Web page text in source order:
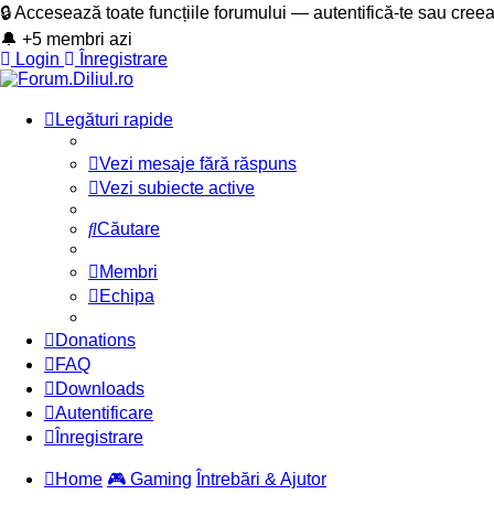
🔒 Accesează toate funcțiile forumului — autentifică-te sau
🔔 +5 membri azi
Login
Înregistrare
Legături rapide
Vezi mesaje fără răspuns
Vezi subiecte active
Căutare
Membri
Echipa
Donations
FAQ
Downloads
Autentificare
Înregistrare
Home 🎮 Gaming Întrebări & Ajutor